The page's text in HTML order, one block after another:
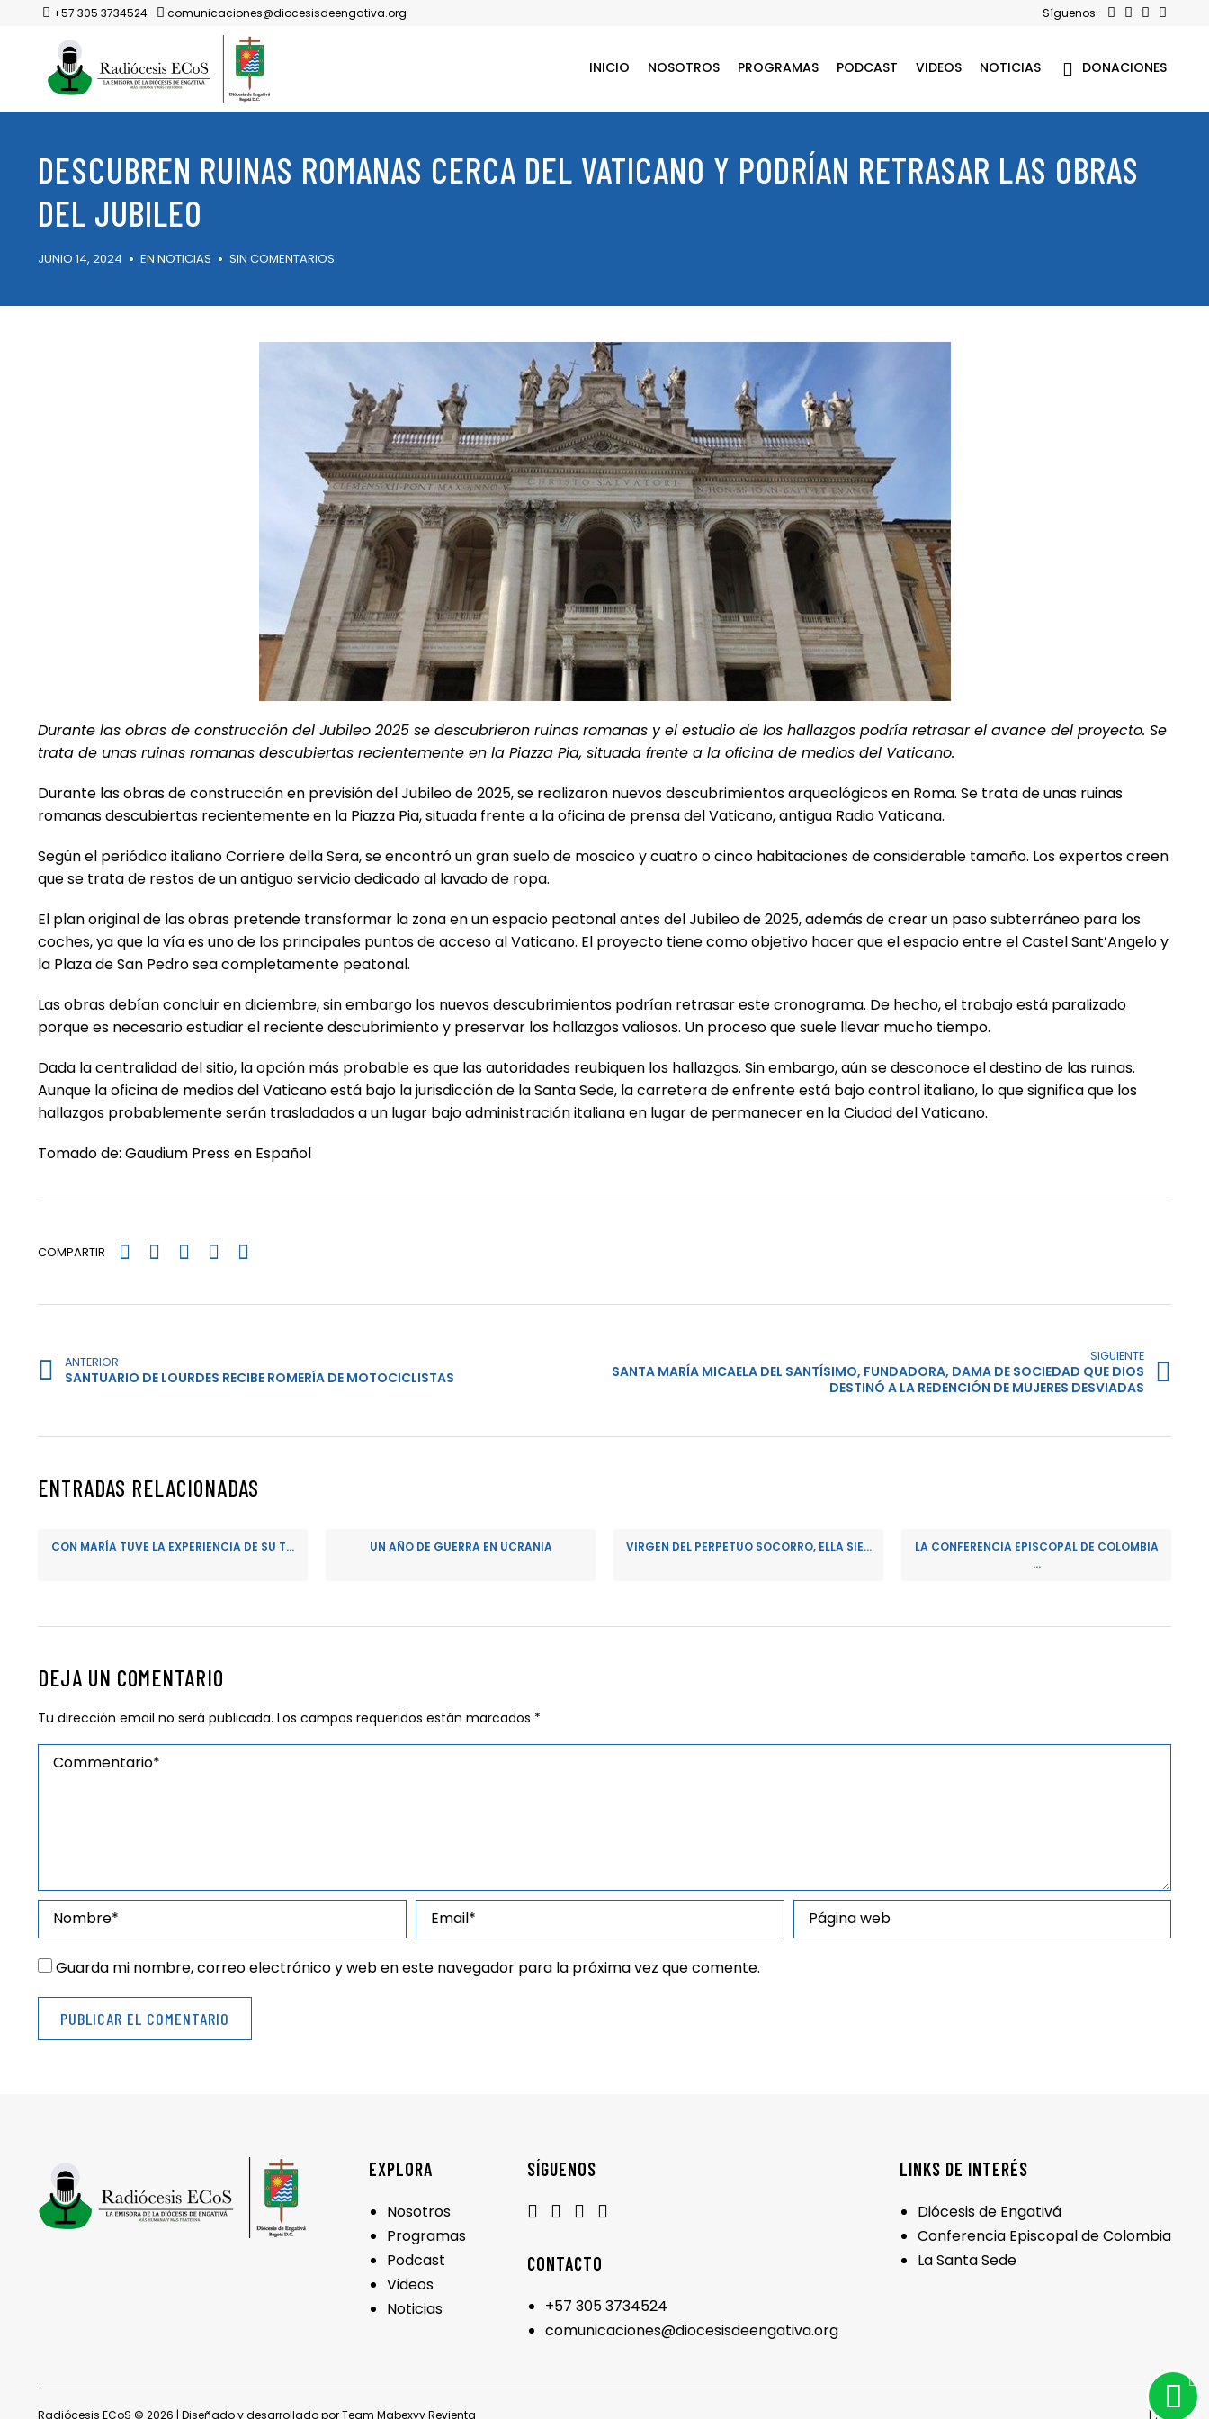
+57 305 3734524 comunicaciones@diocesisdeengativa.org Síguenos:
INICIO NOSOTROS PROGRAMAS PODCAST VIDEOS NOTICIAS DONACIONES
DESCUBREN RUINAS ROMANAS CERCA DEL VATICANO Y PODRÍAN RETRASAR LAS OBRAS
DEL JUBILEO
JUNIO 14, 2024 EN NOTICIAS SIN COMENTARIOS
Durante las obras de construcción del Jubileo 2025 se descubrieron ruinas romanas y el estudio de los hallazgos podría retrasar el avance del proyecto. Se
trata de unas ruinas romanas descubiertas recientemente en la Piazza Pia, situada frente a la oficina de medios del Vaticano.
Durante las obras de construcción en previsión del Jubileo de 2025, se realizaron nuevos descubrimientos arqueológicos en Roma. Se trata de unas ruinas
romanas descubiertas recientemente en la Piazza Pia, situada frente a la oficina de prensa del Vaticano, antigua Radio Vaticana.
Según el periódico italiano Corriere della Sera, se encontró un gran suelo de mosaico y cuatro o cinco habitaciones de considerable tamaño. Los expertos creen
que se trata de restos de un antiguo servicio dedicado al lavado de ropa.
El plan original de las obras pretende transformar la zona en un espacio peatonal antes del Jubileo de 2025, además de crear un paso subterráneo para los
coches, ya que la vía es uno de los principales puntos de acceso al Vaticano. El proyecto tiene como objetivo hacer que el espacio entre el Castel Sant’Angelo y
la Plaza de San Pedro sea completamente peatonal.
Las obras debían concluir en diciembre, sin embargo los nuevos descubrimientos podrían retrasar este cronograma. De hecho, el trabajo está paralizado
porque es necesario estudiar el reciente descubrimiento y preservar los hallazgos valiosos. Un proceso que suele llevar mucho tiempo.
Dada la centralidad del sitio, la opción más probable es que las autoridades reubiquen los hallazgos. Sin embargo, aún se desconoce el destino de las ruinas.
Aunque la oficina de medios del Vaticano está bajo la jurisdicción de la Santa Sede, la carretera de enfrente está bajo control italiano, lo que significa que los
hallazgos probablemente serán trasladados a un lugar bajo administración italiana en lugar de permanecer en la Ciudad del Vaticano.
Tomado de: Gaudium Press en Español
COMPARTIR
ANTERIOR
SANTUARIO DE LOURDES RECIBE ROMERÍA DE MOTOCICLISTAS
SIGUIENTE
SANTA MARÍA MICAELA DEL SANTÍSIMO, FUNDADORA, DAMA DE SOCIEDAD QUE DIOS
DESTINÓ A LA REDENCIÓN DE MUJERES DESVIADAS
ENTRADAS RELACIONADAS
CON MARÍA TUVE LA EXPERIENCIA DE SU T... UN AÑO DE GUERRA EN UCRANIA VIRGEN DEL PERPETUO SOCORRO, ELLA SIE...
LA CONFERENCIA EPISCOPAL DE COLOMBIA
...
DEJA UN COMENTARIO
Tu dirección email no será publicada. Los campos requeridos están marcados *
Guarda mi nombre, correo electrónico y web en este navegador para la próxima vez que comente.
EXPLORA
Nosotros
Programas
Podcast
Videos
Noticias
SÍGUENOS
CONTACTO
+57 305 3734524
comunicaciones@diocesisdeengativa.org
LINKS DE INTERÉS
Diócesis de Engativá
Conferencia Episcopal de Colombia
La Santa Sede
Radiócesis ECoS © 2026 | Diseñado y desarrollado por Team MabexyyRevienta